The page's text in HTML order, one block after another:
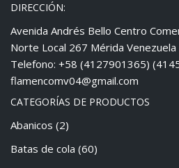
DIRECCIÓN:
Avenida Andrés Bello Centro
Norte Local 267 Mérida Venezuela
Telefono: +58 (4127901365)
flamencomv04@gmail.com
CATEGORÍAS DE PRODUCTOS
Abanicos (2)
Batas de cola (60)